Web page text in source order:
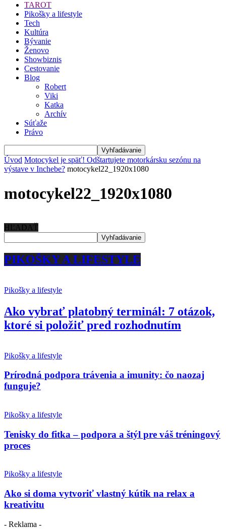
TAROT
Pikošky a lifestyle
Tech
Kultúra
Bývanie
Ženovo
Showbiznis
Cestovanie
Blog
Robert
Viki
Katka
Archív
Súťaže
Právo
Úvod Motocykel je späť! Odštartujete motorkársku sezónu na
výstave v Inchebe? motocykel22_1920x1080
motocykel22_1920x1080
HĽADAŤ
PIKOŠKY A LIFESTYLE
Pikošky a lifestyle
Ako vybrať platobný terminál: 7 otázok,
ktoré si položiť pred rozhodnutím
Pikošky a lifestyle
Prírodná podpora trávenia a imunity: čo naozaj
funguje?
Pikošky a lifestyle
Tenisky do fitka – podpora a štýl pre váš tréningový
proces
Pikošky a lifestyle
Ako si doma vytvoriť vlastný kútik na relax a
kreativitu
- Reklama -